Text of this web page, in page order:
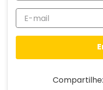
Compartilhe: